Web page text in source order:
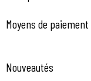
Moyens de paiement
Nouveautés